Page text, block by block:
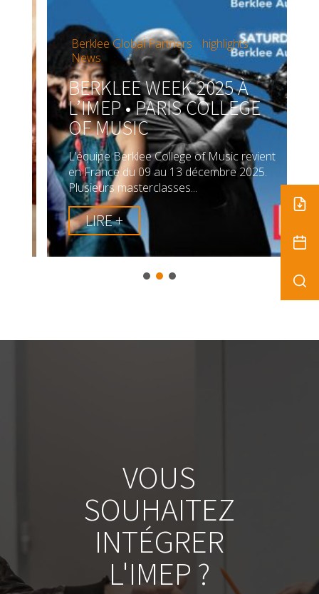
Berklee Global Partners
highlights
News
BERKLEE WEEK 2025 À
L’IMEP • PARIS COLLEGE
OF MUSIC
L’équipe Berklee College of Music revient
en France du 09 au 13 décembre 2025.
Plusieurs masterclasses...
LIRE +
VOUS
SOUHAITEZ
INTÉGRER
L'IMEP ?